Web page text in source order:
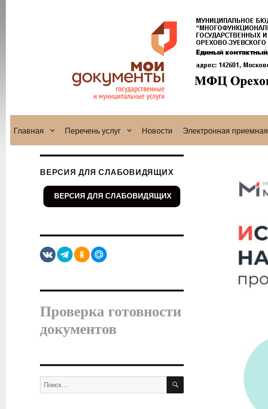
Главная Перечень услуг Новости Электронная приемная
ВЕРСИЯ ДЛЯ СЛАБОВИДЯЩИХ
ВЕРСИЯ ДЛЯ СЛАБОВИДЯЩИХ
Проверка готовности
документов
Искать: ПОИСК